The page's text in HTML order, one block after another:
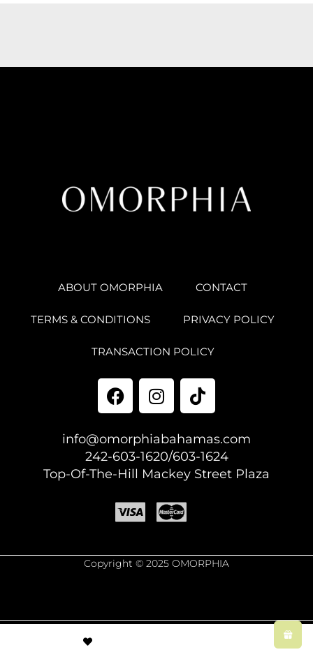
ABOUT OMORPHIA CONTACT
TERMS & CONDITIONS PRIVACY POLICY
TRANSACTION POLICY
info@omorphiabahamas.com
242-603-1620/603-1624
Top-Of-The-Hill Mackey Street Plaza
Copyright © 2025 OMORPHIA
- Power Elite ThemeForest Author.